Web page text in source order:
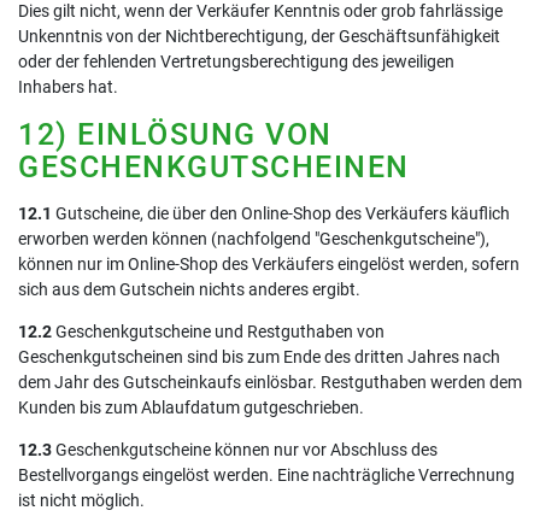
Dies gilt nicht, wenn der Verkäufer Kenntnis oder grob fahrlässige
Unkenntnis von der Nichtberechtigung, der Geschäftsunfähigkeit
oder der fehlenden Vertretungsberechtigung des jeweiligen
Inhabers hat.
12) EINLÖSUNG VON
GESCHENKGUTSCHEINEN
12.1 Gutscheine, die über den Online-Shop des Verkäufers käuflich
erworben werden können (nachfolgend "Geschenkgutscheine"),
können nur im Online-Shop des Verkäufers eingelöst werden, sofern
sich aus dem Gutschein nichts anderes ergibt.
12.2Geschenkgutscheine und Restguthaben von
Geschenkgutscheinen sind bis zum Ende des dritten Jahres nach
dem Jahr des Gutscheinkaufs einlösbar. Restguthaben werden dem
Kunden bis zum Ablaufdatum gutgeschrieben.
12.3Geschenkgutscheine können nur vor Abschluss des
Bestellvorgangs eingelöst werden. Eine nachträgliche Verrechnung
ist nicht möglich.